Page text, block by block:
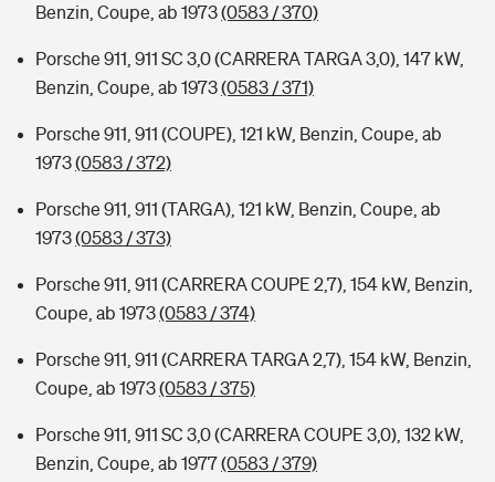
Benzin, Coupe, ab 1973(0583 / 370)
Porsche 911, 911 SC 3,0 (CARRERA TARGA 3,0), 147 kW,
Benzin, Coupe, ab 1973(0583 / 371)
Porsche 911, 911 (COUPE), 121 kW, Benzin, Coupe, ab
1973(0583 / 372)
Porsche 911, 911 (TARGA), 121 kW, Benzin, Coupe, ab
1973(0583 / 373)
Porsche 911, 911 (CARRERA COUPE 2,7), 154 kW, Benzin,
Coupe, ab 1973(0583 / 374)
Porsche 911, 911 (CARRERA TARGA 2,7), 154 kW, Benzin,
Coupe, ab 1973(0583 / 375)
Porsche 911, 911 SC 3,0 (CARRERA COUPE 3,0), 132 kW,
Benzin, Coupe, ab 1977(0583 / 379)